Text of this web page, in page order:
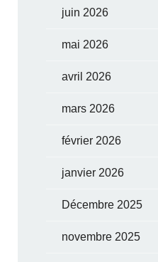
juin 2026
mai 2026
avril 2026
mars 2026
février 2026
janvier 2026
Décembre 2025
novembre 2025